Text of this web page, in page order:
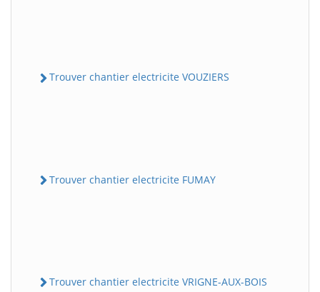
Trouver chantier electricite VOUZIERS
Trouver chantier electricite FUMAY
Trouver chantier electricite VRIGNE-AUX-BOIS